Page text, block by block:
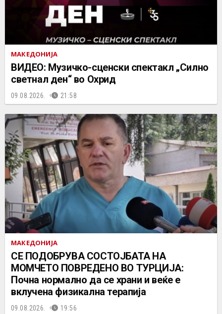
МАКЕДОНИЈА
ВИДЕО: Музичко-сценски спектакл „Силно
светнал ден“ во Охрид
09.08.2026. 21:58
МАКЕДОНИЈА
СЕ ПОДОБРУВА СОСТОЈБАТА НА
МОМЧЕТО ПОВРЕДЕНО ВО ТУРЦИЈА:
Почна нормално да се храни и веќе е
вклучена физикална терапија
09.08.2026. 19:56